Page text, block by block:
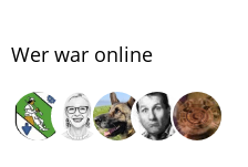
Wer war online